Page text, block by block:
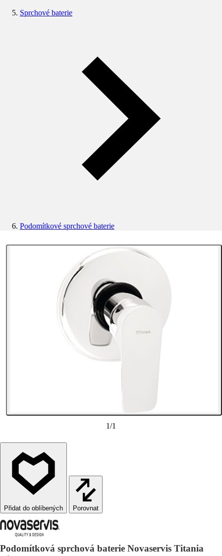
Sprchové baterie
Podomítkové sprchové baterie
1/1
Porovnat
Podomítková sprchová baterie Novaservis Titania